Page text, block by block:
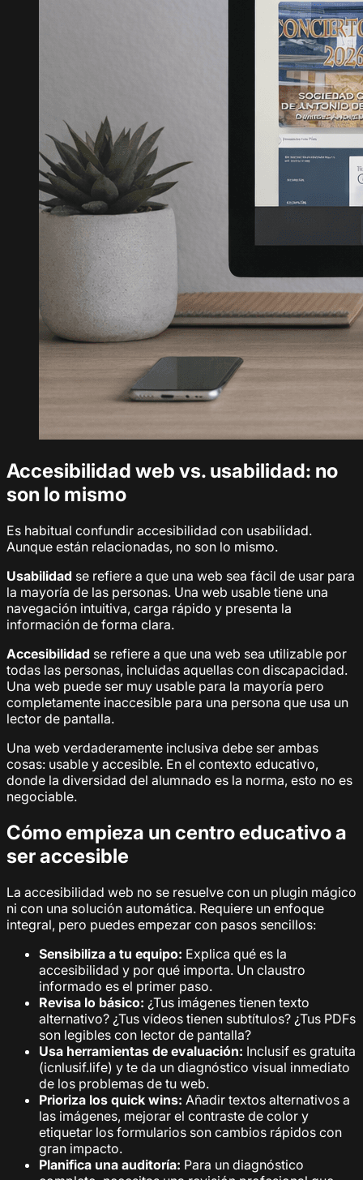
Accesibilidad web vs. usabilidad: no
son lo mismo
Es habitual confundir accesibilidad con usabilidad.
Aunque están relacionadas, no son lo mismo.
Usabilidad se refiere a que una web sea fácil de usar para
la mayoría de las personas. Una web usable tiene una
navegación intuitiva, carga rápido y presenta la
información de forma clara.
Accesibilidad se refiere a que una web sea utilizable por
todas las personas, incluidas aquellas con discapacidad.
Una web puede ser muy usable para la mayoría pero
completamente inaccesible para una persona que usa un
lector de pantalla.
Una web verdaderamente inclusiva debe ser ambas
cosas: usable y accesible. En el contexto educativo,
donde la diversidad del alumnado es la norma, esto no es
negociable.
Cómo empieza un centro educativo a
ser accesible
La accesibilidad web no se resuelve con un plugin mágico
ni con una solución automática. Requiere un enfoque
integral, pero puedes empezar con pasos sencillos:
Sensibiliza a tu equipo: Explica qué es la
accesibilidad y por qué importa. Un claustro
informado es el primer paso.
Revisa lo básico: ¿Tus imágenes tienen texto
alternativo? ¿Tus vídeos tienen subtítulos? ¿Tus PDFs
son legibles con lector de pantalla?
Usa herramientas de evaluación: Inclusif es gratuita
(icnlusif.life) y te da un diagnóstico visual inmediato
de los problemas de tu web.
Prioriza los quick wins: Añadir textos alternativos a
las imágenes, mejorar el contraste de color y
etiquetar los formularios son cambios rápidos con
gran impacto.
Planifica una auditoría: Para un diagnóstico